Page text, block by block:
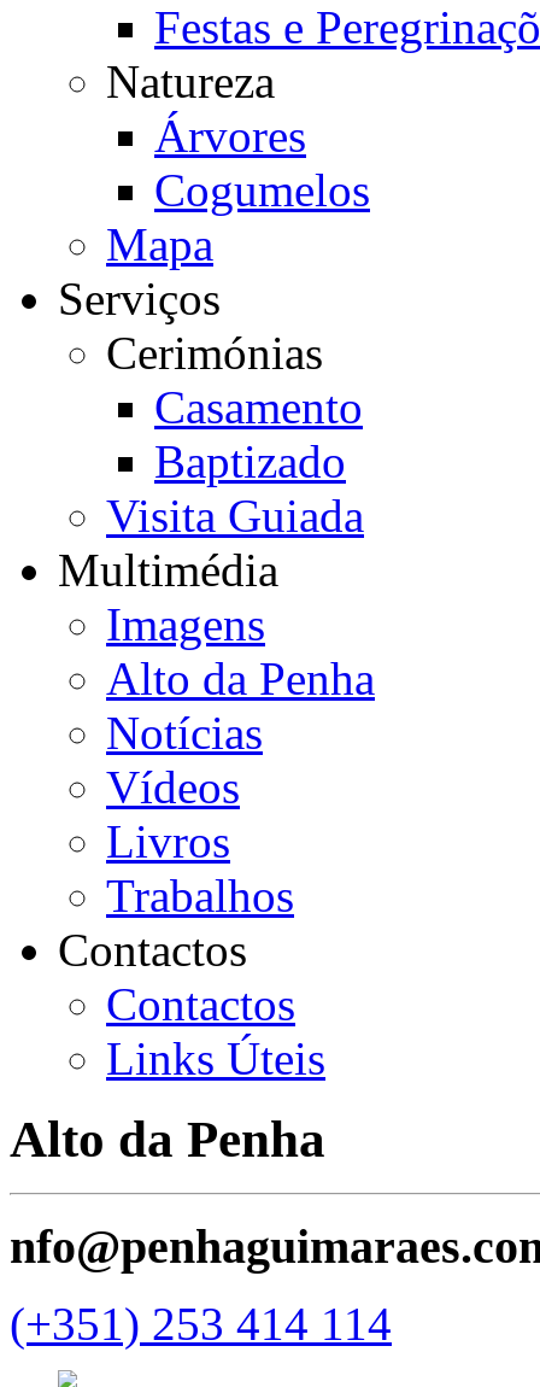
Festas e
Natureza
Árvores
Cogumelos
Mapa
Serviços
Cerimónias
Casamento
Baptizado
Visita Guiada
Multimédia
Imagens
Alto da Penha
Notícias
Vídeos
Livros
Trabalhos
Contactos
Contactos
Links Úteis
Alto da Penha
(+351) 253 414 114